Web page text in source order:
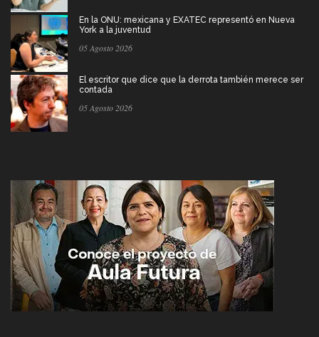
En la ONU: mexicana y EXATEC representó en Nueva
York a la juventud
05 Agosto 2026
El escritor que dice que la derrota también merece ser
contada
05 Agosto 2026